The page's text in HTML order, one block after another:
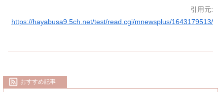
引用元:
https://hayabusa9.5ch.net/test/read.cgi/mnewsplus/1643179513/
おすすめ記事